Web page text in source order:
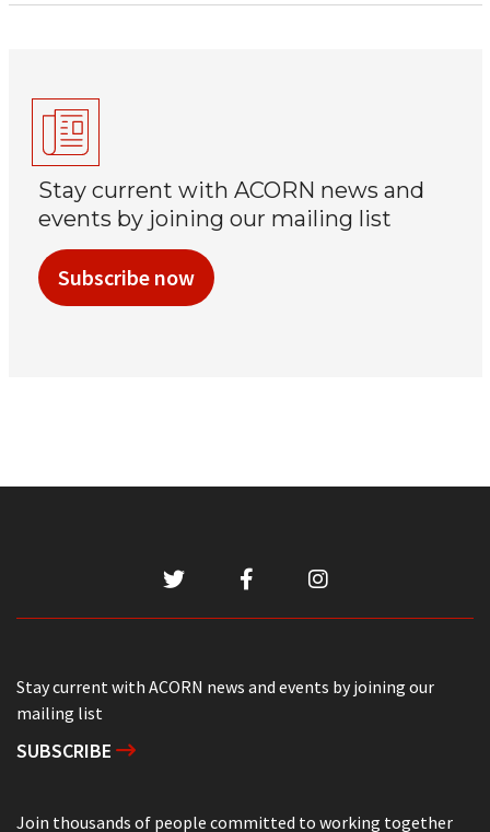
Stay current with ACORN news and
events by joining our mailing list
Subscribe now
Stay current with ACORN news and events by joining our
mailing list
SUBSCRIBE
Join thousands of people committed to working together